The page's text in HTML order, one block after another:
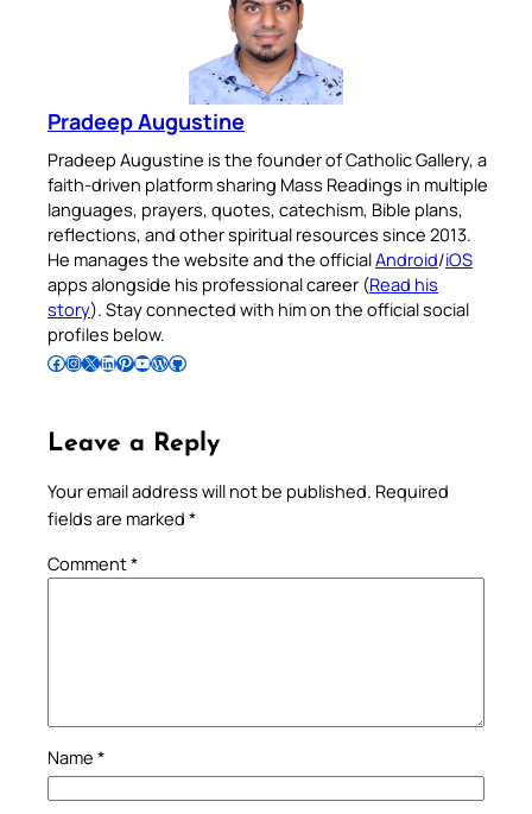
Pradeep Augustine
Pradeep Augustine is the founder of Catholic Gallery, a
faith-driven platform sharing Mass Readings in multiple
languages, prayers, quotes, catechism, Bible plans,
reflections, and other spiritual resources since 2013.
He manages the website and the officialAndroid/iOS
apps alongside his professional career (Read his
story). Stay connected with him on the official social
profiles below.
Follow Pradeep on Facebook Follow Pradeep on InstagramFollow Pradeep on X Follow Pradeep on LinkedIn Follow Pradeep on Pinterest Subscribe to Pradeep’s Youtube Channel Follow Pradeep on WordPress Follow Pradeep on GitHub
Leave a Reply
Your email address will not be published. Required
fields are marked *
Comment*
Name *